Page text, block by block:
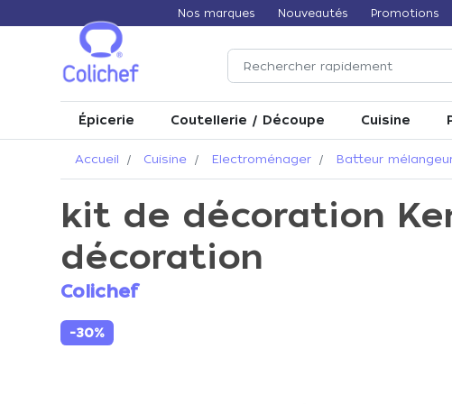
Nos marques Nouveautés Promotions
Épicerie Coutellerie / Découpe Cuisine
Accueil Cuisine Electroménager Batteur
kit de décoration
décoration
Colichef
-30%